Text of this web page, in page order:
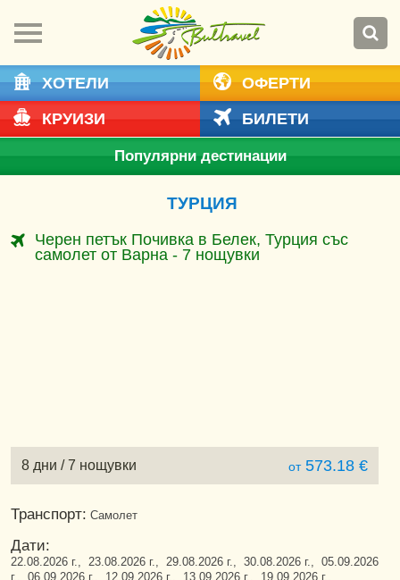
ХОТЕЛИ
ОФЕРТИ
КРУИЗИ
БИЛЕТИ
Популярни дестинации
ТУРЦИЯ
Черен петък Почивка в Белек, Турция със
самолет от Варна - 7 нощувки
8 дни / 7 нощувки от573.18 €
Транспорт: Самолет
Дати:
22.08.2026 г., 23.08.2026 г., 29.08.2026 г., 30.08.2026 г., 05.09.2026
г., 06.09.2026 г., 12.09.2026 г., 13.09.2026 г., 19.09.2026 г.,